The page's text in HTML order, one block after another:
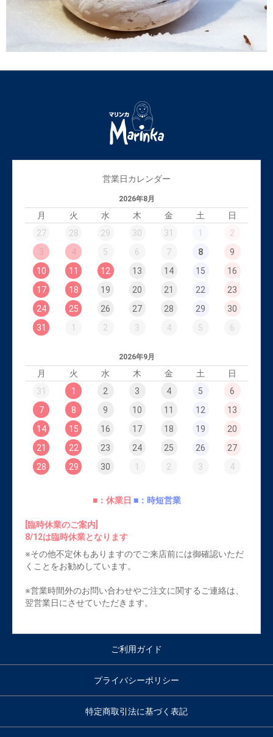
営業日カレンダー
2026年8月
月 火 水 木 金 土
日
27
28 29 30 31 1
2
3
4 5 6 7 8
9
10
11 12 13 14 15
16
17
18 19 20 21 22
23
24
25 26 27 28 29
30
31
1 2 3 4 5 6
2026年9月
月 火 水 木 金 土
日
31
1 2 3 4 5
6
7
8 9 10 11 12
13
14
15 16 17 18 19
20
21
22 23 24 25 26
27
28
29 30 1 2 3 4
■：休業日 ■：時短営業
[臨時休業のご案内]
8/12は臨時休業となります
※その他不定休もありますのでご来店前には御確認いただ
くことをお勧めしています。
※営業時間外のお問い合わせやご注文に関するご連絡は、
翌営業日にさせていただきます。
ご利用ガイド
プライバシーポリシー
特定商取引法に基づく表記